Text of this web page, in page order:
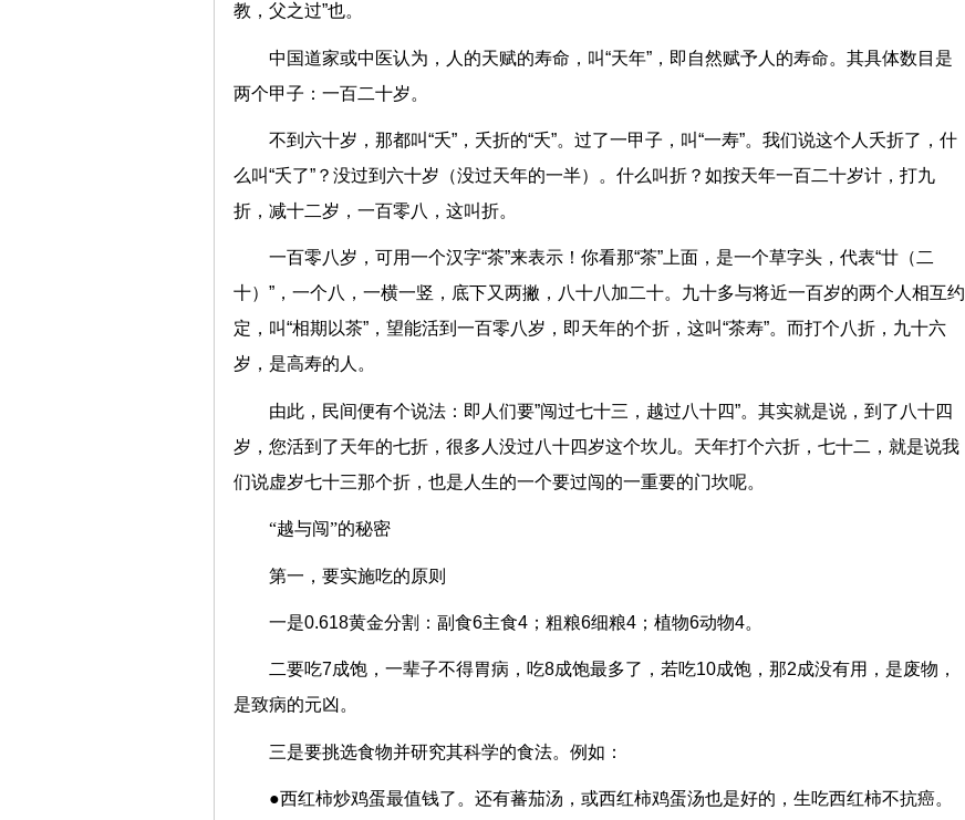
教，父之过”也。
中国道家或中医认为，人的天赋的寿命，叫“天年”，即自然赋予人的寿命。其具体数目是
两个甲子：一百二十岁。
不到六十岁，那都叫“夭”，夭折的“夭”。过了一甲子，叫“一寿”。我们说这个人夭折了，什
么叫“夭了”？没过到六十岁（没过天年的一半）。什么叫折？如按天年一百二十岁计，打九
折，减十二岁，一百零八，这叫折。
一百零八岁，可用一个汉字“茶”来表示！你看那“茶”上面，是一个草字头，代表“廿（二
十）”，一个八，一横一竖，底下又两撇，八十八加二十。九十多与将近一百岁的两个人相互约
定，叫“相期以茶”，望能活到一百零八岁，即天年的个折，这叫“茶寿”。而打个八折，九十六
岁，是高寿的人。
由此，民间便有个说法：即人们要”闯过七十三，越过八十四”。其实就是说，到了八十四
岁，您活到了天年的七折，很多人没过八十四岁这个坎儿。天年打个六折，七十二，就是说我
们说虚岁七十三那个折，也是人生的一个要过闯的一重要的门坎呢。
“越与闯”的秘密
第一，要实施吃的原则
一是0.618黄金分割：副食6主食4；粗粮6细粮4；植物6动物4。
二要吃7成饱，一辈子不得胃病，吃8成饱最多了，若吃10成饱，那2成没有用，是废物，
是致病的元凶。
三是要挑选食物并研究其科学的食法。例如：
●西红柿炒鸡蛋最值钱了。还有蕃茄汤，或西红柿鸡蛋汤也是好的，生吃西红柿不抗癌。